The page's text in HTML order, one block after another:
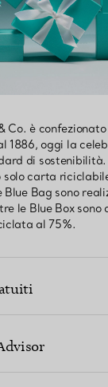
Co. è
1886, oggi la
di sostenibilità.
solo carta
Blue Bag sono
le Blue Box sono
al 75%.